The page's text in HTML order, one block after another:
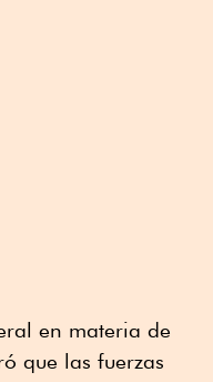
en materia de
que las fuerzas